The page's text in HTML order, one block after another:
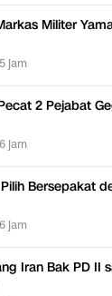
Militer
jam
2 Pejabat
jam
Bersepakat
jam
Iran Bak PD II